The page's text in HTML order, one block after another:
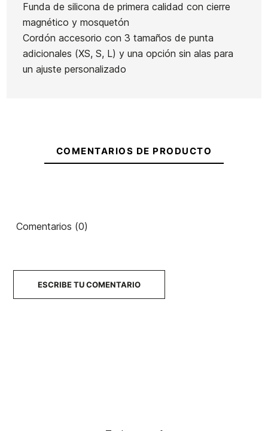
Funda de silicona de primera calidad con cierre
magnético y mosquetón
Cordón accesorio con 3 tamaños de punta
adicionales (XS, S, L) y una opción sin alas para
un ajuste personalizado
COMENTARIOS DE PRODUCTO
Comentarios (0)
ESCRIBE TU COMENTARIO